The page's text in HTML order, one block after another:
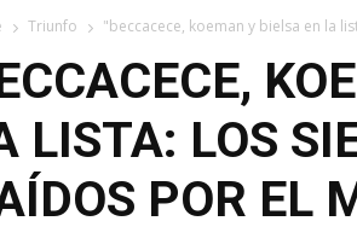
Triunfo "beccacece, koeman y bielsa en la
LISTA: LOS
POR EL